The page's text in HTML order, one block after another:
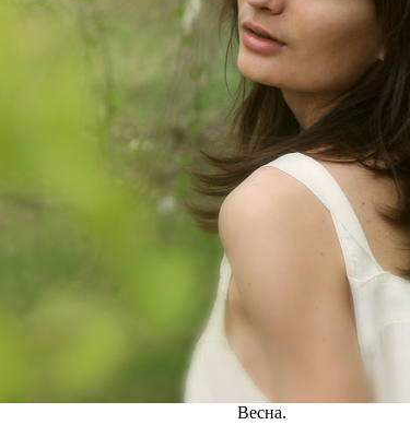
Весна.